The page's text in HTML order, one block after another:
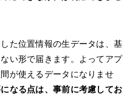
た位置情報の生データは、基
い形で届きます。よってアプ
が使えるデータになりませ
なる点は、事前に考慮してお